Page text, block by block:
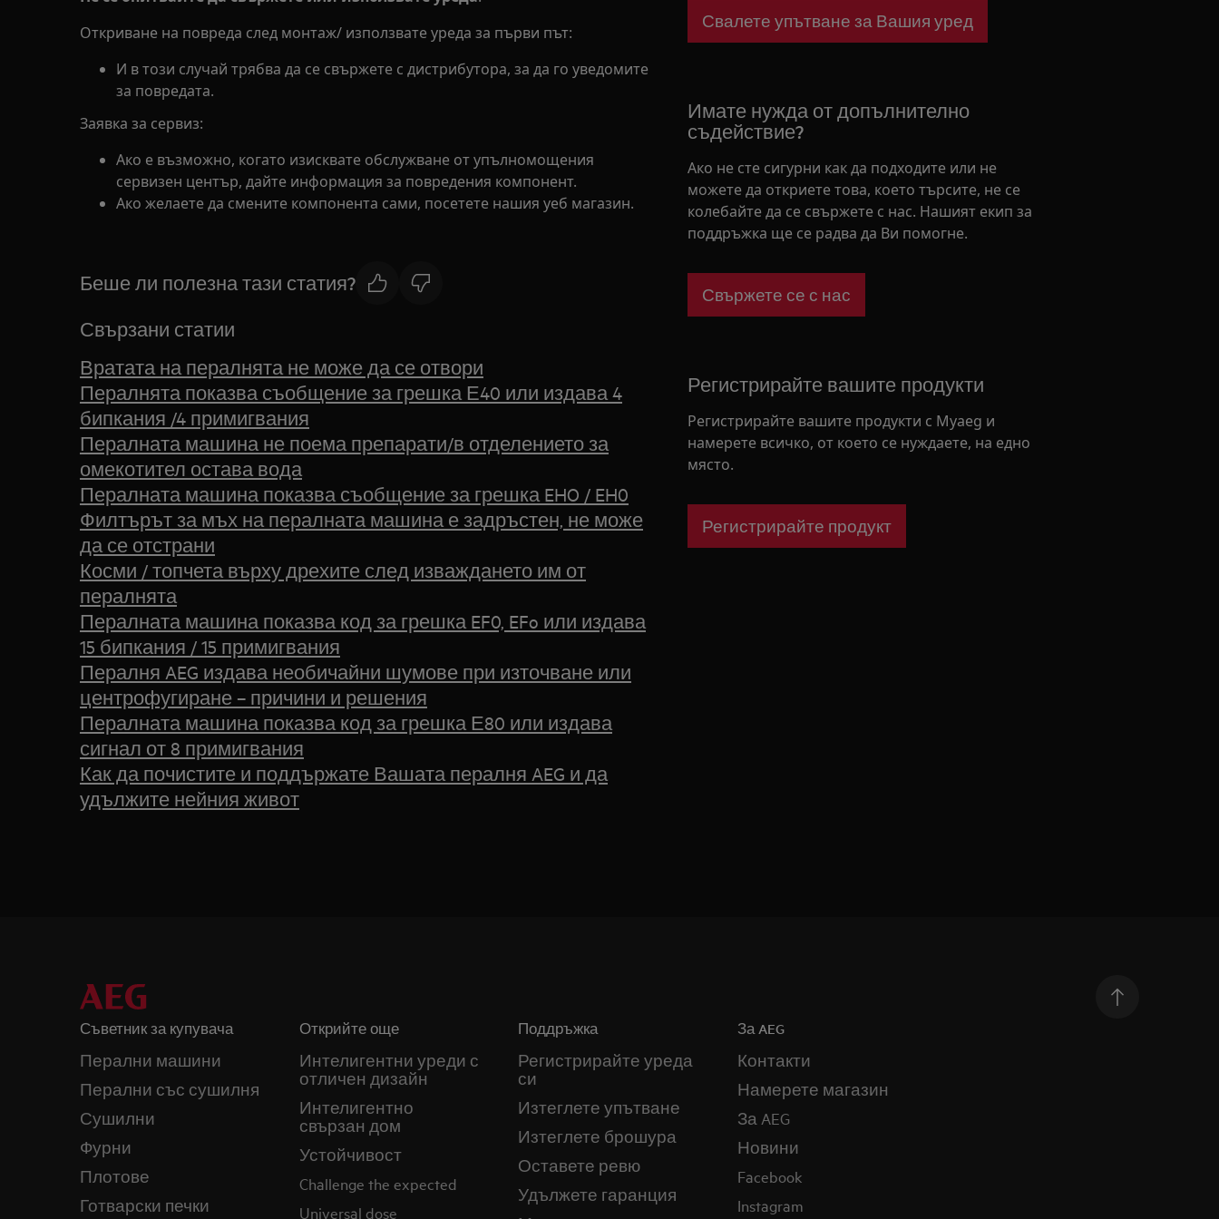
Откриване на повреда след монтаж/ използвате уреда за първи път:
И в този случай трябва да се свържете с дистрибутора, за да го уведомите
за повредата.
Заявка за сервиз:
Ако е възможно, когато изисквате обслужване от упълномощения
сервизен център, дайте информация за повредения компонент.
Ако желаете да смените компонента сами, посетете нашия уеб магазин.
Беше ли полезна тази статия?
Свързани статии
Вратата на пералнята не може да се отвори
Пералнята показва съобщение за грешка Е40 или издава 4
бипкания /4 примигвания
Пералната машина не поема препарати/в отделението за
омекотител остава вода
Пералната машина показва съобщение за грешка EHO / EH0
Филтърът за мъх на пералната машина е задръстен, не може
да се отстрани
Косми / топчета върху дрехите след изваждането им от
пералнята
Пералната машина показва код за грешка EF0, EFo или издава
15 бипкания / 15 примигвания
Пералня AEG издава необичайни шумове при източване или
центрофугиране – причини и решения
Пералната машина показва код за грешка Е80 или издава
сигнал от 8 примигвания
Как да почистите и поддържате Вашата пералня AEG и да
удължите нейния живот
Свалете упътване за Вашия уред
Имате нужда от допълнително
съдействие?
Ако не сте сигурни как да подходите или не
можете да откриете това, което търсите, не се
колебайте да се свържете с нас. Нашият екип за
поддръжка ще се радва да Ви помогне.
Свържете се с нас
Регистрирайте вашите продукти
Регистрирайте вашите продукти с Myaeg и
намерете всичко, от което се нуждаете, на едно
място.
Регистрирайте продукт
Съветник за купувача
Перални машини
Перални със сушилня
Сушилни
Фурни
Плотове
Готварски печки
Открийте още
Интелигентни уреди с
отличен дизайн
Интелигентно
свързан дом
Устойчивост
Challenge the expected
Universal dose
Поддръжка
Регистрирайте уреда
си
Изтеглете упътване
Изтеглете брошура
Оставете ревю
Удължете гаранция
За AEG
Контакти
Намерете магазин
За AEG
Новини
Facebook
Instagram